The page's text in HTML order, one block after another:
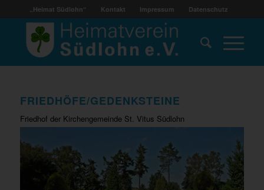
„Heimat Südlohn“ Kontakt Impressum Datenschutz
FRIEDHÖFE/GEDENKSTEINE
Friedhof der Kirchengemeinde St. Vitus Südlohn